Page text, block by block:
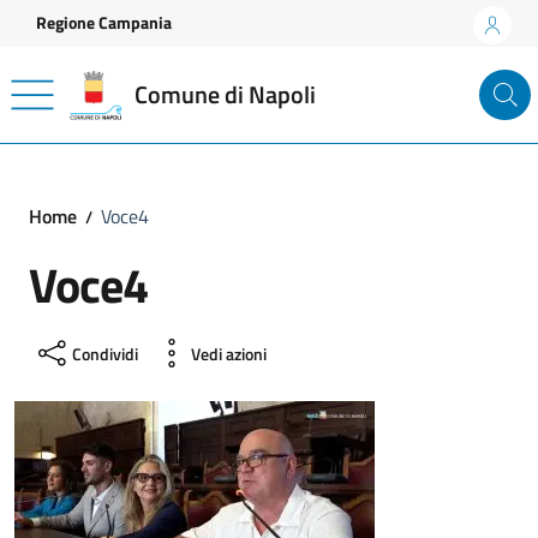
Vai ai contenuti
Vai al footer
Regione Campania
Comune di Napoli
Home Voce4
Voce4
Condividi Vedi azioni